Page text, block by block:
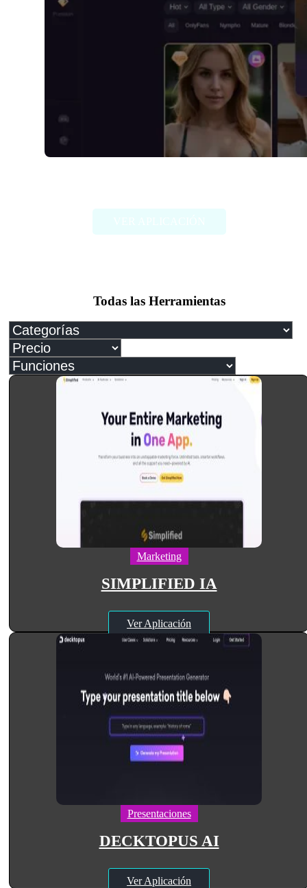
Todas las Herramientas
Marketing
SIMPLIFIED IA
Ver Aplicación
Presentaciones
DECKTOPUS AI
Ver Aplicación